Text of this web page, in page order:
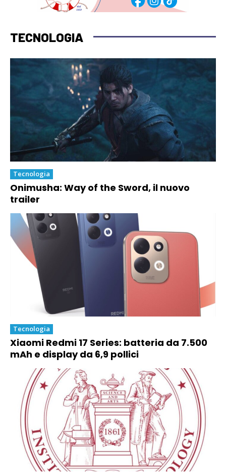
TECNOLOGIA
Tecnologia
Onimusha: Way of the Sword, il nuovo
trailer
Tecnologia
Xiaomi Redmi 17 Series: batteria da 7.500
mAh e display da 6,9 pollici